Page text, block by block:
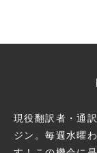
現役翻訳者・通
ジン。毎週水曜